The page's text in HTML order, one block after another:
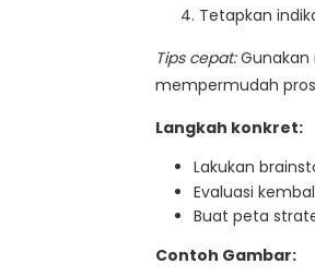
Tetapkan
Tips cepat:Gunakan
mempermudah
Langkah konkret:
Lakukan
Evaluasi
Buat peta
Contoh Gambar: